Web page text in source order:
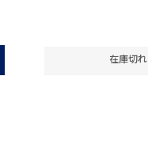
在庫切れ